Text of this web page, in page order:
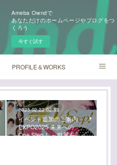
Ameba Owndで
あなただけのホームページやブログをつ
くろう
今すぐ試す
PROFILE＆WORKS
2025.02.22 02:52
イベント追加のご案内
EXPO2025 未来への
One Step！ ～世界を…